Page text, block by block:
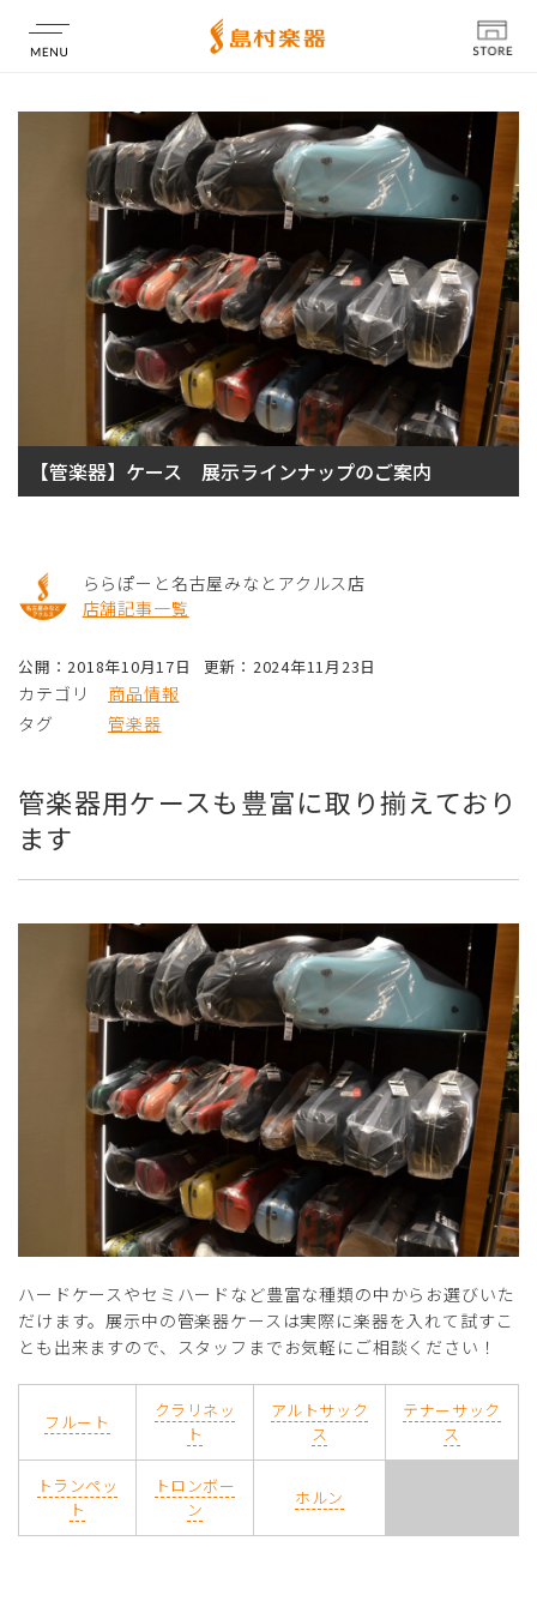
店舗情報
【管楽器】ケース 展示ラインナップのご案内
ららぽーと名古屋みなとアクルス店
店舗記事一覧
公開：2018年10月17日 更新：2024年11月23日
カテゴリ
商品情報
タグ
管楽器
管楽器用ケースも豊富に取り揃えており
ます
ハードケースやセミハードなど豊富な種類の中からお選びいた
だけます。展示中の管楽器ケースは実際に楽器を入れて試すこ
とも出来ますので、スタッフまでお気軽にご相談ください！
フルート
クラリネッ
ト
アルトサック
ス
テナーサック
ス
トランペッ
ト
トロンボー
ン
ホルン